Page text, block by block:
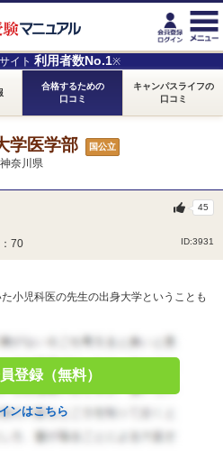
イト 利用者数No.1※
合格するための
口コミ
キャンパスライフの
口コミ
学医学部 国公立
神奈川県
70
ID:3931
45
小児科医の先生の出身大学ということも
登録（無料）
ンはこちら